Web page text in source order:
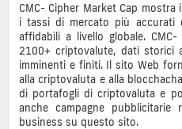
CMC- Cipher Market Cap
i tassi di mercato più accurati
affidabili a livello globale.
2100+ criptovalute, dati storici
imminenti e finiti. Il sito Web
alla criptovaluta e alla
di portafogli di criptovaluta e
anche campagne
business su questo sito.